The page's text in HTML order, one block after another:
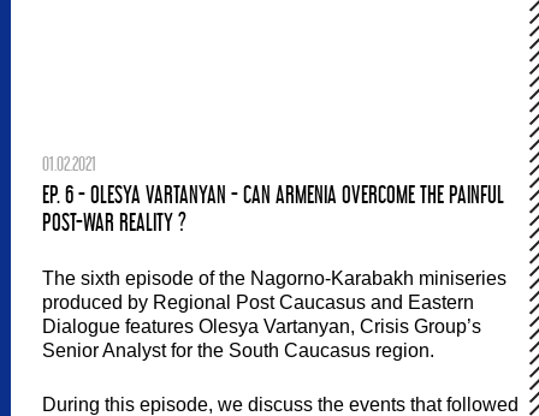
01.02.2021
EP. 6 - OLESYA VARTANYAN - CAN ARMENIA OVERCOME THE PAINFUL
POST-WAR REALITY ?
The sixth episode of the Nagorno-Karabakh miniseries
produced by Regional Post Caucasus and Eastern
Dialogue features Olesya Vartanyan, Crisis Group’s
Senior Analyst for the South Caucasus region.
During this episode, we discuss the events that followed